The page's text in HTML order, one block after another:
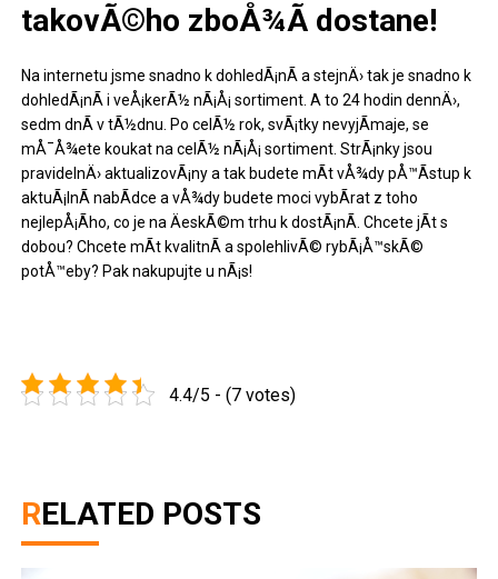
takovÃ©ho zboÅ¾Ã­ dostane!
Na internetu jsme snadno k dohledÃ¡nÃ­ a stejnÄ› tak je snadno k
dohledÃ¡nÃ­ i veÅ¡kerÃ½ nÃ¡Å¡ sortiment. A to 24 hodin dennÄ›,
sedm dnÃ­ v tÃ½dnu. Po celÃ½ rok, svÃ¡tky nevyjÃ­maje, se
mÅ¯Å¾ete koukat na celÃ½ nÃ¡Å¡ sortiment. StrÃ¡nky jsou
pravidelnÄ› aktualizovÃ¡ny a tak budete mÃ­t vÅ¾dy pÅ™Ã­stup k
aktuÃ¡lnÃ­ nabÃ­dce a vÅ¾dy budete moci vybÃ­rat z toho
nejlepÅ¡Ã­ho, co je na ÄeskÃ©m trhu k dostÃ¡nÃ­. Chcete jÃ­t s
dobou? Chcete mÃ­t kvalitnÃ­ a spolehlivÃ© rybÃ¡Å™skÃ©
potÅ™eby? Pak nakupujte u nÃ¡s!
4.4/5 - (7 votes)
RELATED POSTS